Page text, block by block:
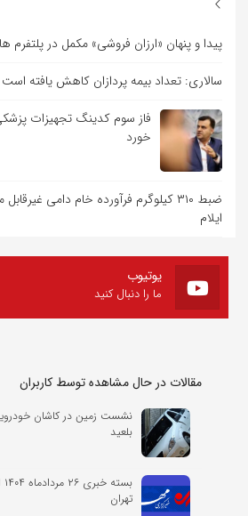
پیدا و پنهان «ارزان فروشی» مکمل در پلتفرم ها
سالاری: تعداد بیمه پردازان کاهش یافته است
فاز سوم کدینگ تجهیزات
خورد
ضبط ۳۱۰ کیلوگرم فرآورده خام دامی
ایلام
یوتیوب
ما را دنبال کنید
مقالات در حال مشاهده توسط کاربران
نشست زمین در کاشان
بلعید
تهران